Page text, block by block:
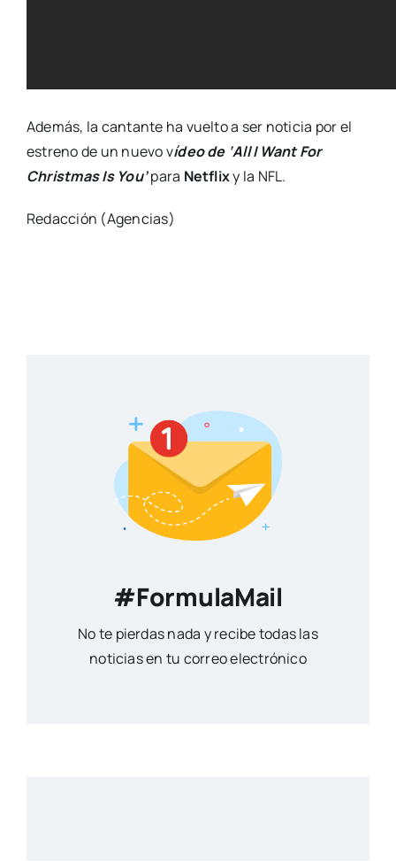
Además, la cantante ha vuelto a ser noticia por el
estreno de un nuevo vídeo de ‘All I Want For
Christmas Is You’para Netflixy la NFL.
Redacción (Agencias)
#FormulaMail
No te pierdas nada y recibe todas las
noticias en tu correo electrónico